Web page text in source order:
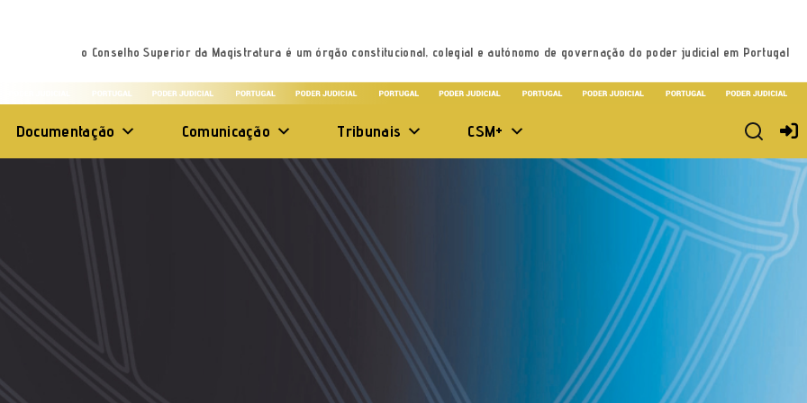
o Conselho Superior da Magistratura é um órgão constitucional, colegial e autónomo de governação do poder judicial em Portugal
Documentação Comunicação Tribunais CSM+